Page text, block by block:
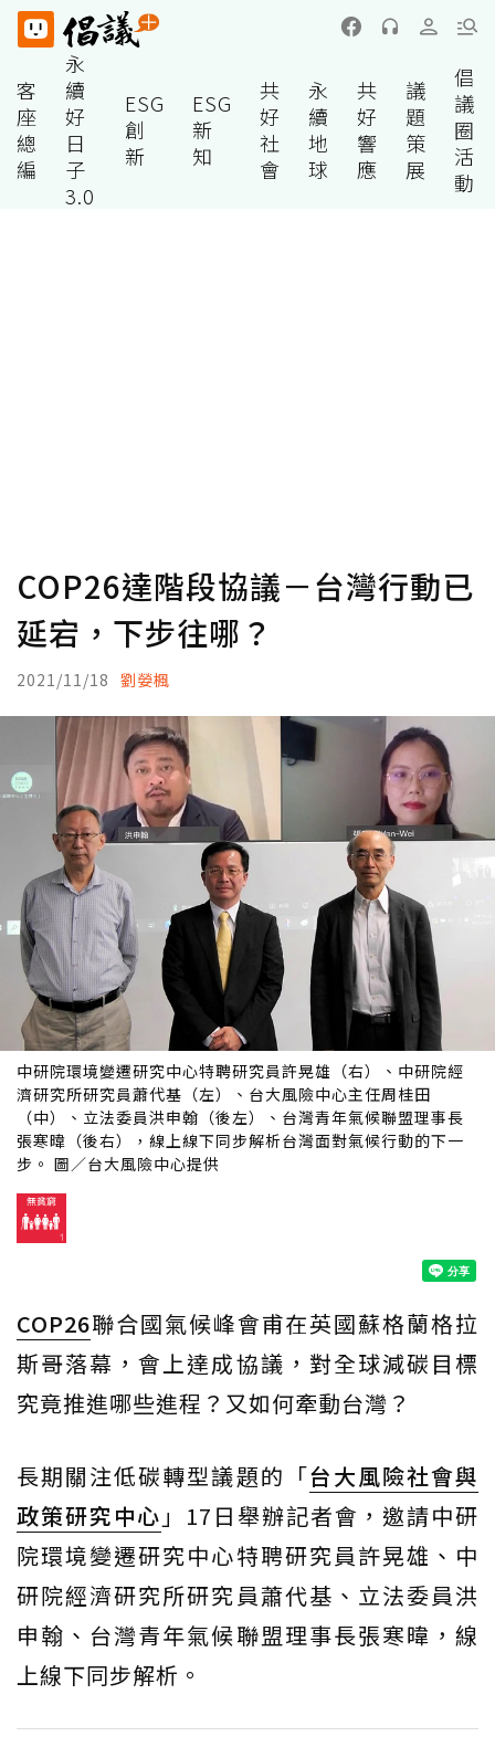
客
座
總
編
永
續
好
日
子
3.0
ESG
創
新
ESG
新
知
共
好
社
會
永
續
地
球
共
好
響
應
議
題
策
展
倡
議
圈
活
動
COP26達階段協議－台灣行動已
延宕，下步往哪？
2021/11/18 劉嫈楓
中研院環境變遷研究中心特聘研究員許晃雄（右）、中研院經
濟研究所研究員蕭代基（左）、台大風險中心主任周桂田
（中）、立法委員洪申翰（後左）、台灣青年氣候聯盟理事長
張寒暐（後右），線上線下同步解析台灣面對氣候行動的下一
步。 圖／台大風險中心提供
COP26聯合國氣候峰會甫在英國蘇格蘭格拉
斯哥落幕，會上達成協議，對全球減碳目標
究竟推進哪些進程？又如何牽動台灣？
長期關注低碳轉型議題的「台大風險社會與
政策研究中心 」17日舉辦記者會，邀請中研
院環境變遷研究中心特聘研究員許晃雄、中
研院經濟研究所研究員蕭代基、立法委員洪
申翰、台灣青年氣候聯盟理事長張寒暐，線
上線下同步解析。